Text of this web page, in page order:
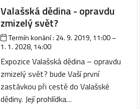
Valašská dědina - opravdu
zmizelý svět?
Termín konání : 24. 9. 2019, 11:00–
1. 1. 2028, 14:00
Expozice Valašská dědina – opravdu
zmizelý svět? bude Vaší první
zastávkou při cestě do Valašské
dědiny. Její prohlídka…